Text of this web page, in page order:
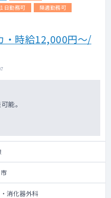
1日勤務可
隔週勤務可
・時給12,000円～/
能。
消化器外科